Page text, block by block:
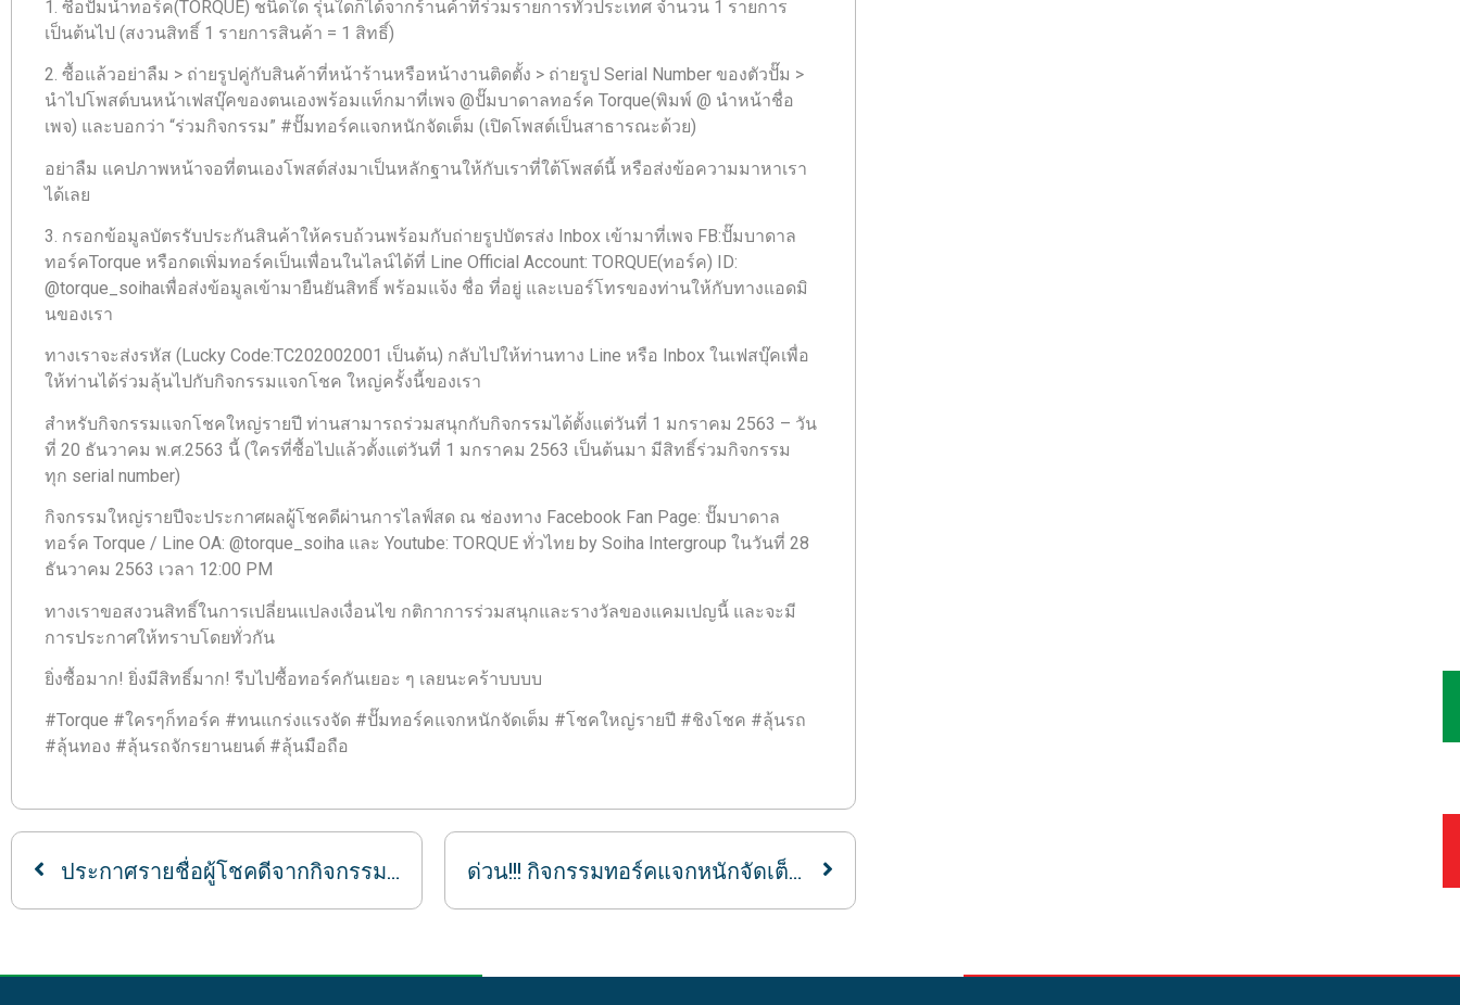
1. ซื้อปั๊มน้ำทอร์ค(TORQUE) ชนิดใด รุ่นใดก็ได้จากร้านค้าที่ร่วมรายการทั่วประเทศ จำนวน 1 รายการ
เป็นต้นไป (สงวนสิทธิ์ 1 รายการสินค้า = 1 สิทธิ์)
2. ซื้อแล้วอย่าลืม > ถ่ายรูปคู่กับสินค้าที่หน้าร้านหรือหน้างานติดตั้ง > ถ่ายรูป Serial Number ของตัวปั๊ม >
นำไปโพสต์บนหน้าเฟสบุ๊คของตนเองพร้อมแท็กมาที่เพจ @ปั๊มบาดาลทอร์ค Torque(พิมพ์ @ นำหน้าชื่อ
เพจ) และบอกว่า “ร่วมกิจกรรม” #ปั๊มทอร์คแจกหนักจัดเต็ม (เปิดโพสต์เป็นสาธารณะด้วย)
อย่าลืม แคปภาพหน้าจอที่ตนเองโพสต์ส่งมาเป็นหลักฐานให้กับเราที่ใต้โพสต์นี้ หรือส่งข้อความมาหาเรา
ได้เลย
3. กรอกข้อมูลบัตรรับประกันสินค้าให้ครบถ้วนพร้อมกับถ่ายรูปบัตรส่ง Inbox เข้ามาที่เพจ FB:ปั๊มบาดาล
ทอร์คTorque หรือกดเพิ่มทอร์คเป็นเพื่อนในไลน์ได้ที่ Line Official Account: TORQUE(ทอร์ค) ID:
@torque_soihaเพื่อส่งข้อมูลเข้ามายืนยันสิทธิ์ พร้อมแจ้ง ชื่อ ที่อยู่ และเบอร์โทรของท่านให้กับทางแอดมิ
นของเรา
ทางเราจะส่งรหัส (Lucky Code:TC202002001 เป็นต้น) กลับไปให้ท่านทาง Line หรือ Inbox ในเฟสบุ๊คเพื่อ
ให้ท่านได้ร่วมลุ้นไปกับกิจกรรมแจกโชค ใหญ่ครั้งนี้ของเรา
สำหรับกิจกรรมแจกโชคใหญ่รายปี ท่านสามารถร่วมสนุกกับกิจกรรมได้ตั้งแต่วันที่ 1 มกราคม 2563 – วัน
ที่ 20 ธันวาคม พ.ศ.2563 นี้ (ใครที่ซื้อไปแล้วตั้งแต่วันที่ 1 มกราคม 2563 เป็นต้นมา มีสิทธิ์ร่วมกิจกรรม
ทุก serial number)
กิจกรรมใหญ่รายปีจะประกาศผลผู้โชคดีผ่านการไลฟ์สด ณ ช่องทาง Facebook Fan Page: ปั๊มบาดาล
ทอร์ค Torque / Line OA: @torque_soiha และ Youtube: TORQUE ทั่วไทย by Soiha Intergroup ในวันที่ 28
ธันวาคม 2563 เวลา 12:00 PM
ทางเราขอสงวนสิทธิ์ในการเปลี่ยนแปลงเงื่อนไข กติกาการร่วมสนุกและรางวัลของแคมเปญนี้ และจะมี
การประกาศให้ทราบโดยทั่วกัน
ยิ่งซื้อมาก! ยิ่งมีสิทธิ์มาก! รีบไปซื้อทอร์คกันเยอะ ๆ เลยนะคร้าบบบบ
#Torque #ใครๆก็ทอร์ค #ทนแกร่งแรงจัด #ปั๊มทอร์คแจกหนักจัดเต็ม #โชคใหญ่รายปี #ชิงโชค #ลุ้นรถ
#ลุ้นทอง #ลุ้นรถจักรยานยนต์ #ลุ้นมือถือ
ประกาศรายชื่อผู้โชคดีจากกิจกรรม TORQUE แจกหนัก จัดเต็ม ประจำเดือน กันยายน 2563 ด่วน!!! กิจกรรมทอร์คแจกหนักจัดเต็ม เหลือเวลาร่วมสนุกอีกเพียง 7 วันเท่านั้น